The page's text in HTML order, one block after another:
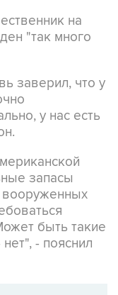
на
"так много
заверил, что у
у нас есть
запасы
вооруженных
быть такие
- пояснил